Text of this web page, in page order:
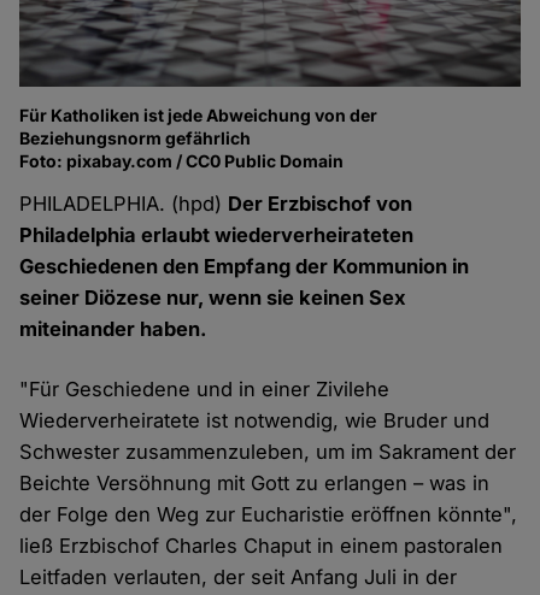
Für Katholiken ist jede Abweichung von der
Beziehungsnorm gefährlich
Foto: pixabay.com / CC0 Public Domain
PHILADELPHIA. (hpd) Der Erzbischof von
Philadelphia erlaubt wiederverheirateten
Geschiedenen den Empfang der Kommunion in
seiner Diözese nur, wenn sie keinen Sex
miteinander haben.
"Für Geschiedene und in einer Zivilehe
Wiederverheiratete ist notwendig, wie Bruder und
Schwester zusammenzuleben, um im Sakrament der
Beichte Versöhnung mit Gott zu erlangen – was in
der Folge den Weg zur Eucharistie eröffnen könnte",
ließ Erzbischof Charles Chaput in einem pastoralen
Leitfaden verlauten, der seit Anfang Juli in der